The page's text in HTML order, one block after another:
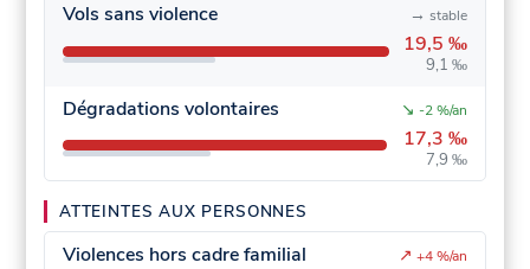
Vols sans violence
19,5 ‰
9,1 ‰
→ stable
Dégradations volontaires
17,3 ‰
7,9 ‰
↘ -2 %/an
ATTEINTES AUX PERSONNES
Violences hors cadre familial
↗ +4 %/an